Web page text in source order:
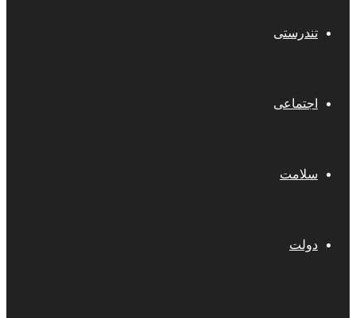
تندرستی
اجتماعی
سلامت
دولت